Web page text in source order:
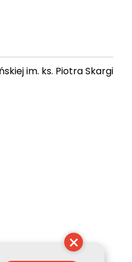
im. ks. Piotra Skargi
×